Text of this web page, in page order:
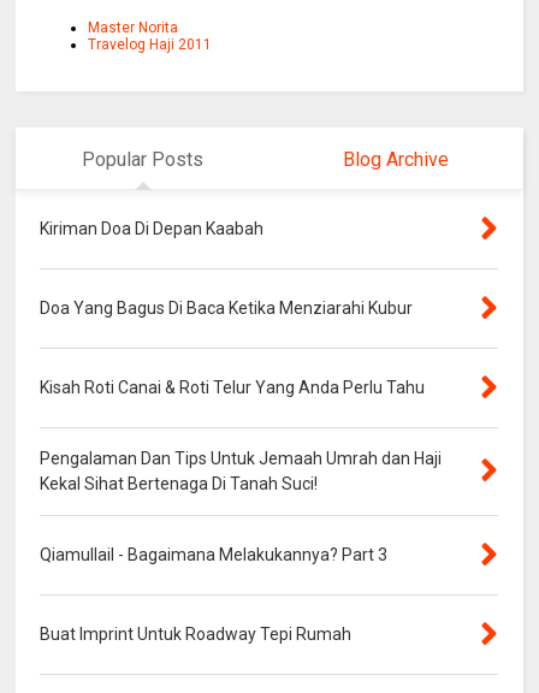
Master Norita
Travelog Haji 2011
Popular Posts Blog Archive
Kiriman Doa Di Depan Kaabah
Doa Yang Bagus Di Baca Ketika Menziarahi Kubur
Kisah Roti Canai & Roti Telur Yang Anda Perlu Tahu
Pengalaman Dan Tips Untuk Jemaah Umrah dan Haji
Kekal Sihat Bertenaga Di Tanah Suci!
Qiamullail - Bagaimana Melakukannya? Part 3
Buat Imprint Untuk Roadway Tepi Rumah